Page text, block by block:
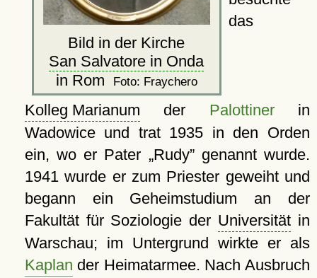
Bild in der Kirche
San Salvatore in Onda
in Rom
Foto: Fraychero
das
Kolleg Marianum der Palottinerin
Wadowice und trat 1935 in den Orden
ein, wo er Pater
Rudy genannt wurde.
1941 wurde er zum Priester geweiht und
begann ein Geheimstudium an der
Fakultät für Soziologie der Universität in
Warschau; im Untergrund wirkte er als
Kaplan der Heimatarmee. Nach Ausbruch